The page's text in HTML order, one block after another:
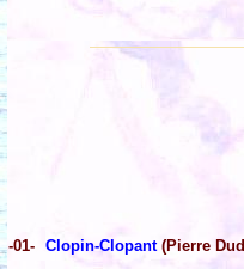
-01- Clopin-Clopant (Pierre